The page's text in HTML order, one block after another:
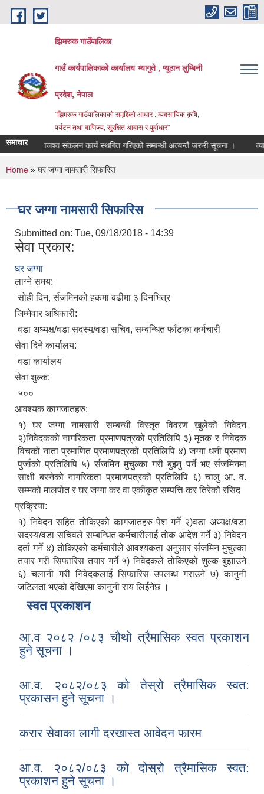
Skip to main content
झिमरुक गाउँपालिका
गाउँ कार्यपालिकाको कार्यालय भ्यागुते , प्यूठान लुम्बिनी
प्रदेश, नेपाल
"झिमरुक गाउँपालिकाको समृद्दिको आधार : व्यवसायिक कृषि,
पर्यटन तथा वाणिज्य, सुरक्षित आवास र पुर्वाधार"
समाचार राजश्व संकलन कार्य स्थगित गरिएको सम्बन्धी अत्यन्तै जरुरी सूचना ।
You are here
Home » घर जग्गा नामसारी सिफारिस
घर जग्गा नामसारी सिफारिस
Submitted on: Tue, 09/18/2018 - 14:39
सेवा प्रकार:
घर जग्गा
लाग्ने समय:
सोही दिन, र्सजमिनको हकमा बढीमा ३ दिनभित्र
जिम्मेवार अधिकारी:
वडा अध्यक्ष/वडा सदस्य/वडा सचिव, सम्बन्धित फाँटका कर्मचारी
सेवा दिने कार्यालय:
वडा कार्यालय
सेवा शुल्क:
५००
आवश्यक कागजातहरु:
१) घर जग्गा नामसारी सम्बन्धी विस्तृत विवरण खुलेको निवेदन
२)निवेदकको नागरिकता प्रमाणपत्रको प्रतिलिपि ३) मृतक र निवेदक
विचको नाता प्रमाणित प्रमाणपत्रको प्रतिलिपि ४) जग्गा धनी प्रमाण
पुर्जाको प्रतिलिपि ५) र्सजमिन मुचुल्का गरी बुझ्नु पर्ने भए र्सजमिनमा
साक्षी बस्नेको नागरिकता प्रमाणपत्रको प्रतिलिपि ६) चालु आ. व.
सम्मको मालपोत र घर जग्गा कर वा एकीकृत सम्पत्ति कर तिरेको रसिद
प्रक्रिया:
१) निवेदन सहित तोकिएको कागजातहरु पेश गर्ने २)वडा अध्यक्ष/वडा
सदस्य/वडा सचिवले सम्बन्धित कर्मचारीलाई तोक आदेश गर्ने ३) निवेदन
दर्ता गर्ने ४) तोकिएको कर्मचारीले आवश्यकता अनुसार र्सजमिन मुचुल्का
तयार गरी सिफारिस तयार गर्ने ५) निवेदकले तोकिएको शुल्क बुझाउने
६) चलानी गरी निवेदकलाई सिफारिस उपलब्ध गराउने ७) कानुनी
जटिलता भएको देखिएमा कानुनी राय लिईनेछ ।
स्वत प्रकाशन
आ.व २०८२ /०८३ चौथो त्रैमासिक स्वत प्रकाशन
हुने सूचना ।
आ.व. २०८२/०८३ को तेस्रो त्रैमासिक स्वत:
प्रकासन हुने सूचना ।
करार सेवाका लागी दरखास्त आवेदन फारम
आ.व. २०८२/०८३ को दोस्रो त्रैमासिक स्वत:
प्रकाशन हुने सूचना ।